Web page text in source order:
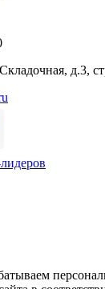
д.3,